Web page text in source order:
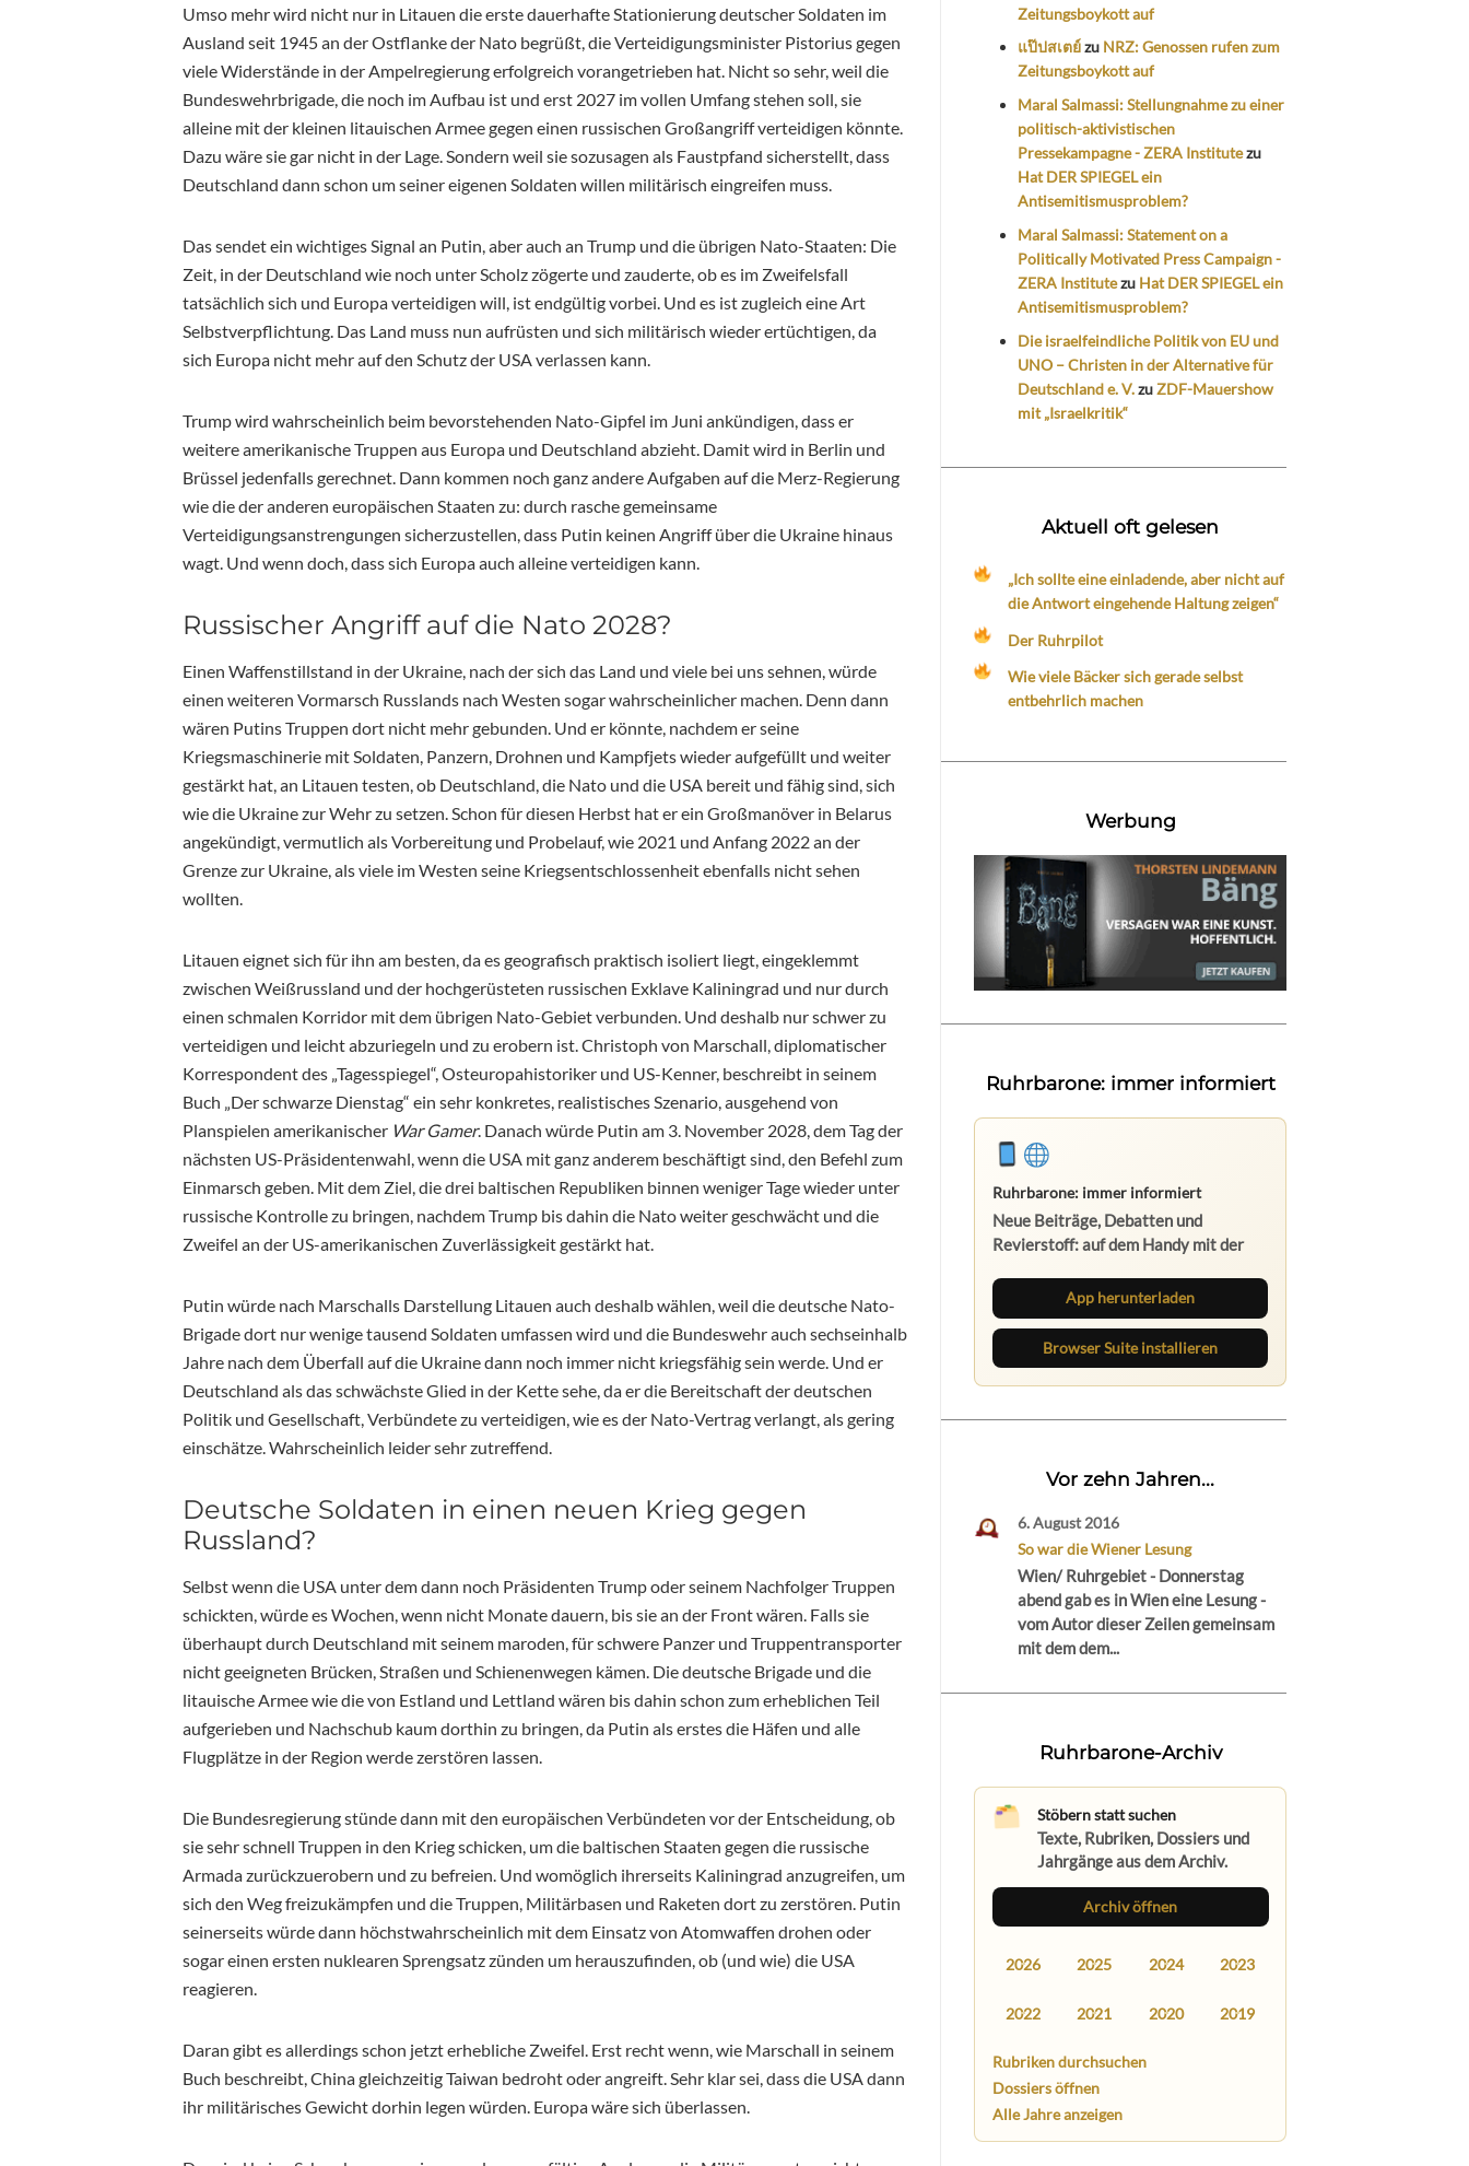
Umso mehr wird nicht nur in Litauen die erste dauerhafte Stationierung deutscher Soldaten im
Ausland seit 1945 an der Ostflanke der Nato begrüßt, die Verteidigungsminister Pistorius gegen
viele Widerstände in der Ampelregierung erfolgreich vorangetrieben hat. Nicht so sehr, weil die
Bundeswehrbrigade, die noch im Aufbau ist und erst 2027 im vollen Umfang stehen soll, sie
alleine mit der kleinen litauischen Armee gegen einen russischen Großangriff verteidigen könnte.
Dazu wäre sie gar nicht in der Lage. Sondern weil sie sozusagen als Faustpfand sicherstellt, dass
Deutschland dann schon um seiner eigenen Soldaten willen militärisch eingreifen muss.
Das sendet ein wichtiges Signal an Putin, aber auch an Trump und die übrigen Nato-Staaten: Die
Zeit, in der Deutschland wie noch unter Scholz zögerte und zauderte, ob es im Zweifelsfall
tatsächlich sich und Europa verteidigen will, ist endgültig vorbei. Und es ist zugleich eine Art
Selbstverpflichtung. Das Land muss nun aufrüsten und sich militärisch wieder ertüchtigen, da
sich Europa nicht mehr auf den Schutz der USA verlassen kann.
Trump wird wahrscheinlich beim bevorstehenden Nato-Gipfel im Juni ankündigen, dass er
weitere amerikanische Truppen aus Europa und Deutschland abzieht. Damit wird in Berlin und
Brüssel jedenfalls gerechnet. Dann kommen noch ganz andere Aufgaben auf die Merz-Regierung
wie die der anderen europäischen Staaten zu: durch rasche gemeinsame
Verteidigungsanstrengungen sicherzustellen, dass Putin keinen Angriff über die Ukraine hinaus
wagt. Und wenn doch, dass sich Europa auch alleine verteidigen kann.
Russischer Angriff auf die Nato 2028?
Einen Waffenstillstand in der Ukraine, nach der sich das Land und viele bei uns sehnen, würde
einen weiteren Vormarsch Russlands nach Westen sogar wahrscheinlicher machen. Denn dann
wären Putins Truppen dort nicht mehr gebunden. Und er könnte, nachdem er seine
Kriegsmaschinerie mit Soldaten, Panzern, Drohnen und Kampfjets wieder aufgefüllt und weiter
gestärkt hat, an Litauen testen, ob Deutschland, die Nato und die USA bereit und fähig sind, sich
wie die Ukraine zur Wehr zu setzen. Schon für diesen Herbst hat er ein Großmanöver in Belarus
angekündigt, vermutlich als Vorbereitung und Probelauf, wie 2021 und Anfang 2022 an der
Grenze zur Ukraine, als viele im Westen seine Kriegsentschlossenheit ebenfalls nicht sehen
wollten.
Litauen eignet sich für ihn am besten, da es geografisch praktisch isoliert liegt, eingeklemmt
zwischen Weißrussland und der hochgerüsteten russischen Exklave Kaliningrad und nur durch
einen schmalen Korridor mit dem übrigen Nato-Gebiet verbunden. Und deshalb nur schwer zu
verteidigen und leicht abzuriegeln und zu erobern ist. Christoph von Marschall, diplomatischer
Korrespondent des „Tagesspiegel“, Osteuropahistoriker und US-Kenner, beschreibt in seinem
Buch „Der schwarze Dienstag“ ein sehr konkretes, realistisches Szenario, ausgehend von
Planspielen amerikanischer War Gamer. Danach würde Putin am 3. November 2028, dem Tag der
nächsten US-Präsidentenwahl, wenn die USA mit ganz anderem beschäftigt sind, den Befehl zum
Einmarsch geben. Mit dem Ziel, die drei baltischen Republiken binnen weniger Tage wieder unter
russische Kontrolle zu bringen, nachdem Trump bis dahin die Nato weiter geschwächt und die
Zweifel an der US-amerikanischen Zuverlässigkeit gestärkt hat.
Putin würde nach Marschalls Darstellung Litauen auch deshalb wählen, weil die deutsche Nato-
Brigade dort nur wenige tausend Soldaten umfassen wird und die Bundeswehr auch sechseinhalb
Jahre nach dem Überfall auf die Ukraine dann noch immer nicht kriegsfähig sein werde. Und er
Deutschland als das schwächste Glied in der Kette sehe, da er die Bereitschaft der deutschen
Politik und Gesellschaft, Verbündete zu verteidigen, wie es der Nato-Vertrag verlangt, als gering
einschätze. Wahrscheinlich leider sehr zutreffend.
Deutsche Soldaten in einen neuen Krieg gegen
Russland?
Selbst wenn die USA unter dem dann noch Präsidenten Trump oder seinem Nachfolger Truppen
schickten, würde es Wochen, wenn nicht Monate dauern, bis sie an der Front wären. Falls sie
überhaupt durch Deutschland mit seinem maroden, für schwere Panzer und Truppentransporter
nicht geeigneten Brücken, Straßen und Schienenwegen kämen. Die deutsche Brigade und die
litauische Armee wie die von Estland und Lettland wären bis dahin schon zum erheblichen Teil
aufgerieben und Nachschub kaum dorthin zu bringen, da Putin als erstes die Häfen und alle
Flugplätze in der Region werde zerstören lassen.
Die Bundesregierung stünde dann mit den europäischen Verbündeten vor der Entscheidung, ob
sie sehr schnell Truppen in den Krieg schicken, um die baltischen Staaten gegen die russische
Armada zurückzuerobern und zu befreien. Und womöglich ihrerseits Kaliningrad anzugreifen, um
sich den Weg freizukämpfen und die Truppen, Militärbasen und Raketen dort zu zerstören. Putin
seinerseits würde dann höchstwahrscheinlich mit dem Einsatz von Atomwaffen drohen oder
sogar einen ersten nuklearen Sprengsatz zünden um herauszufinden, ob (und wie) die USA
reagieren.
Daran gibt es allerdings schon jetzt erhebliche Zweifel. Erst recht wenn, wie Marschall in seinem
Buch beschreibt, China gleichzeitig Taiwan bedroht oder angreift. Sehr klar sei, dass die USA dann
ihr militärisches Gewicht dorhin legen würden. Europa wäre sich überlassen.
Zeitungsboykott auf
แป๊ปสเตย์zu NRZ: Genossen rufen zum
Zeitungsboykott auf
Maral Salmassi: Stellungnahme zu einer
politisch-aktivistischen
Pressekampagne - ZERA Institutezu
Hat DER SPIEGEL ein
Antisemitismusproblem?
Maral Salmassi: Statement on a
Politically Motivated Press Campaign -
ZERA Institutezu Hat DER SPIEGEL ein
Antisemitismusproblem?
Die israelfeindliche Politik von EU und
UNO – Christen in der Alternative für
Deutschland e. V.zuZDF-Mauershow
mit „Israelkritik“
Aktuell oft gelesen
„Ich sollte eine einladende, aber nicht auf
die Antwort eingehende Haltung zeigen“
Der Ruhrpilot
Wie viele Bäcker sich gerade selbst
entbehrlich machen
Werbung
Ruhrbarone: immer informiert
Ruhrbarone: immer informiert
Neue Beiträge, Debatten und
Revierstoff: auf dem Handy mit der
Suite.
App herunterladen
Browser Suite installieren
Vor zehn Jahren...
6. August 2016
So war die Wiener Lesung
Wien/ Ruhrgebiet - Donnerstag
abend gab es in Wien eine Lesung -
vom Autor dieser Zeilen gemeinsam
mit dem dem...
Ruhrbarone-Archiv
Stöbern statt suchen
Texte, Rubriken, Dossiers und
Jahrgänge aus dem Archiv.
Archiv öffnen
2026 2025 2024 2023
2022 2021 2020 2019
Rubriken durchsuchen
Dossiers öffnen
Alle Jahre anzeigen